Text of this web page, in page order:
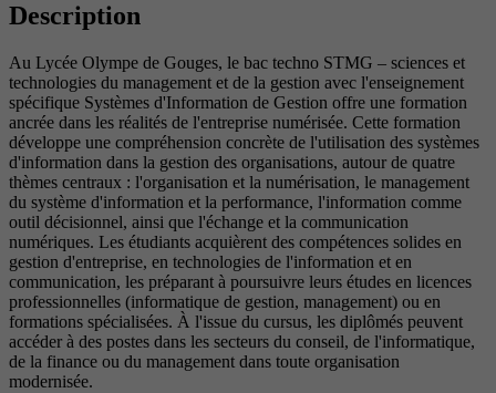
Description
Au Lycée Olympe de Gouges, le bac techno STMG – sciences et
technologies du management et de la gestion avec l'enseignement
spécifique Systèmes d'Information de Gestion offre une formation
ancrée dans les réalités de l'entreprise numérisée. Cette formation
développe une compréhension concrète de l'utilisation des systèmes
d'information dans la gestion des organisations, autour de quatre
thèmes centraux : l'organisation et la numérisation, le management
du système d'information et la performance, l'information comme
outil décisionnel, ainsi que l'échange et la communication
numériques. Les étudiants acquièrent des compétences solides en
gestion d'entreprise, en technologies de l'information et en
communication, les préparant à poursuivre leurs études en licences
professionnelles (informatique de gestion, management) ou en
formations spécialisées. À l'issue du cursus, les diplômés peuvent
accéder à des postes dans les secteurs du conseil, de l'informatique,
de la finance ou du management dans toute organisation
modernisée.